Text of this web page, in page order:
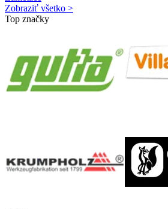
Zobraziť všetko >
Top značky